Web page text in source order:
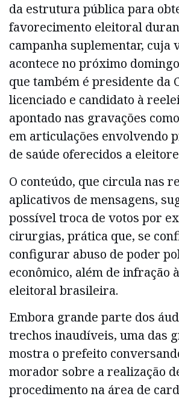
da estrutura pública para
favorecimento eleitoral
campanha suplementar, cuja
acontece no próximo
que também é presidente da
licenciado e candidato à
apontado nas gravações
em articulações envolvendo
de saúde oferecidos a
O conteúdo, que circula nas
aplicativos de mensagens,
possível troca de votos por
cirurgias, prática que, se
configurar abuso de poder
econômico, além de infração
eleitoral brasileira.
Embora grande parte dos
trechos inaudíveis, uma das
mostra o prefeito
morador sobre a realização
procedimento na área de